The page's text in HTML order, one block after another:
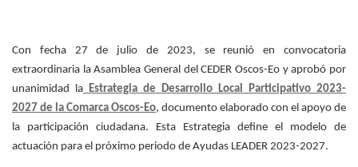
Con fecha 27 de julio de 2023, se reunió en convocatoria
extraordinaria la Asamblea General del CEDER Oscos-Eo y aprobó por
unanimidad la Estrategia de Desarrollo Local Participativo 2023-
2027 de la Comarca Oscos-Eo, documento elaborado con el apoyo de
la participación ciudadana. Esta Estrategia define el modelo de
actuación para el próximo periodo de Ayudas LEADER 2023-2027.